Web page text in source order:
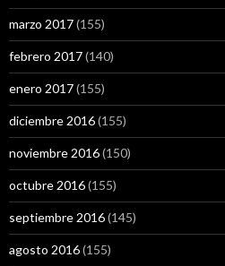
marzo 2017(155)
febrero 2017(140)
enero 2017(155)
diciembre 2016(155)
noviembre 2016(150)
octubre 2016(155)
septiembre 2016(145)
agosto 2016(155)